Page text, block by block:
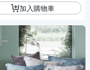
加入購物車